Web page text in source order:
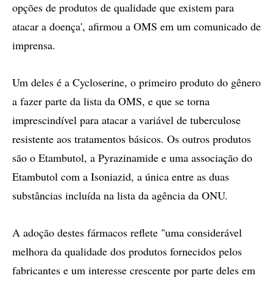
opções de produtos de qualidade que existem para
atacar a doença', afirmou a OMS em um comunicado de
imprensa.
Um deles é a Cycloserine, o primeiro produto do gênero
a fazer parte da lista da OMS, e que se torna
imprescindível para atacar a variável de tuberculose
resistente aos tratamentos básicos. Os outros produtos
são o Etambutol, a Pyrazinamide e uma associação do
Etambutol com a Isoniazid, a única entre as duas
substâncias incluída na lista da agência da ONU.
A adoção destes fármacos reflete "uma considerável
melhora da qualidade dos produtos fornecidos pelos
fabricantes e um interesse crescente por parte deles em